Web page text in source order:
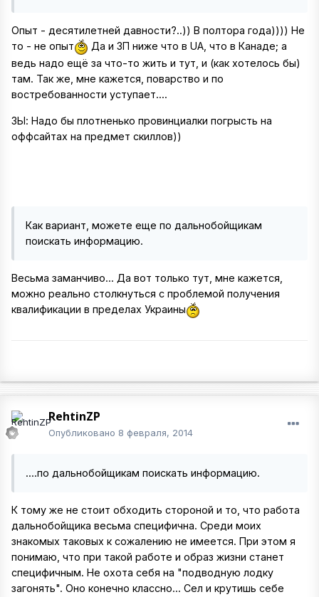
Опыт - десятилетней давности?..)) В полтора года)))) Не
то - не опыт
Да и ЗП ниже что в UA, что в Канаде; а
ведь надо ещё за что-то жить и тут, и (как хотелось бы)
там. Так же, мне кажется, поварство и по
востребованности уступает....
ЗЫ: Надо бы плотненько провинциалки погрысть на
оффсайтах на предмет скиллов))
Как вариант, можете еще по дальнобойщикам
поискать информацию.
Весьма заманчиво... Да вот только тут, мне кажется,
можно реально столкнуться с проблемой получения
квалификации в пределах Украины
RehtinZP
Опубликовано 8 февраля, 2014
....по дальнобойщикам поискать информацию.
К тому же не стоит обходить стороной и то, что работа
дальнобойщика весьма специфична. Среди моих
знакомых таковых к сожалению не имеется. При этом я
понимаю, что при такой работе и образ жизни станет
специфичным. Не охота себя на "подводную лодку
загонять". Оно конечно классно... Сел и крутишь себе